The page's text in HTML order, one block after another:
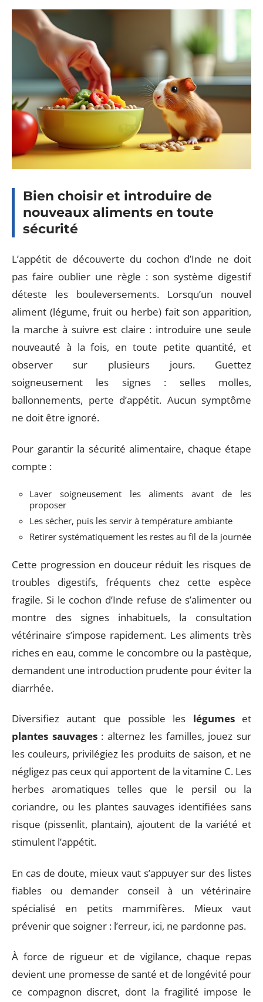
Bien choisir et introduire de
nouveaux aliments en toute
sécurité
L’appétit de découverte du cochon d’Inde ne doit
pas faire oublier une règle : son système digestif
déteste les bouleversements. Lorsqu’un nouvel
aliment (légume, fruit ou herbe) fait son apparition,
la marche à suivre est claire : introduire une seule
nouveauté à la fois, en toute petite quantité, et
observer sur plusieurs jours. Guettez
soigneusement les signes : selles molles,
ballonnements, perte d’appétit. Aucun symptôme
ne doit être ignoré.
Pour garantir la sécurité alimentaire, chaque étape
compte :
Laver soigneusement les aliments avant de les
proposer
Les sécher, puis les servir à température ambiante
Retirer systématiquement les restes au fil de la journée
Cette progression en douceur réduit les risques de
troubles digestifs, fréquents chez cette espèce
fragile. Si le cochon d’Inde refuse de s’alimenter ou
montre des signes inhabituels, la consultation
vétérinaire s’impose rapidement. Les aliments très
riches en eau, comme le concombre ou la pastèque,
demandent une introduction prudente pour éviter la
diarrhée.
Diversifiez autant que possible les légumeset
plantes sauvages: alternez les familles, jouez sur
les couleurs, privilégiez les produits de saison, et ne
négligez pas ceux qui apportent de la vitamine C. Les
herbes aromatiques telles que le persil ou la
coriandre, ou les plantes sauvages identifiées sans
risque (pissenlit, plantain), ajoutent de la variété et
stimulent l’appétit.
En cas de doute, mieux vaut s’appuyer sur des listes
fiables ou demander conseil à un vétérinaire
spécialisé en petits mammifères. Mieux vaut
prévenir que soigner : l’erreur, ici, ne pardonne pas.
À force de rigueur et de vigilance, chaque repas
devient une promesse de santé et de longévité pour
ce compagnon discret, dont la fragilité impose le